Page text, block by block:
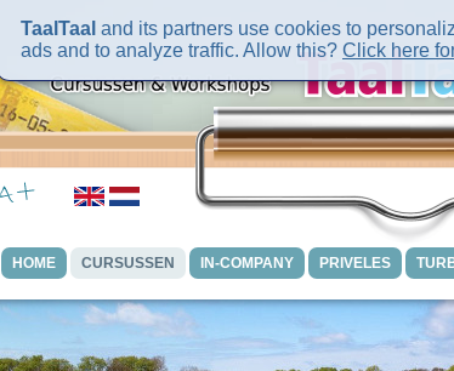
HOME CURSUSSEN IN-COMPANY PRIVELES
TaalTaal and its partners use cookies to
ads and to analyze traffic. Allow this? Click here